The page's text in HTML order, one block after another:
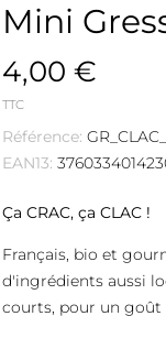
Mini
4,00 €
TTC
Référence:
EAN13:
Ça CRAC, ça CLAC !
Français, bio et
d'ingrédients aussi
courts, pour un goût